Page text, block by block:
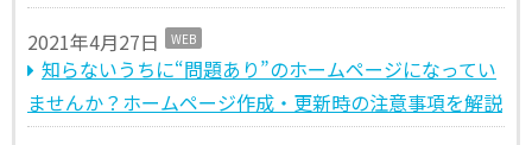
2021年4月27日 WEB
知らないうちに“問題あり”のホームページになってい
ませんか？ホームページ作成・更新時の注意事項を解説